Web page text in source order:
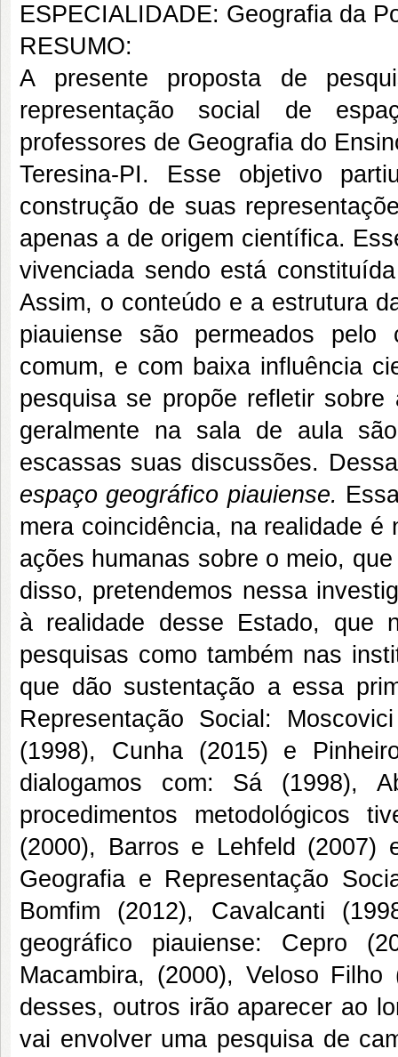
ESPECIALIDADE: Geografia da
RESUMO:
A presente proposta de
representação social de
professores de Geografia do
Teresina-PI. Esse objetivo
construção de suas
apenas a de origem científica.
vivenciada sendo está
Assim, o conteúdo e a estrutura
piauiense são permeados pelo
comum, e com baixa influência
pesquisa se propõe refletir
geralmente na sala de aula
escassas suas discussões.
espaço geográfico piauiense.
mera coincidência, na realidade
ações humanas sobre o meio,
disso, pretendemos nessa
à realidade desse Estado, que
pesquisas como também nas
que dão sustentação a essa
Representação Social:
(1998), Cunha (2015) e
dialogamos com: Sá (1998),
procedimentos metodológicos
(2000), Barros e Lehfeld (2007)
Geografia e Representação
Bomfim (2012), Cavalcanti
geográfico piauiense: Cepro
Macambira, (2000), Veloso
desses, outros irão aparecer ao
vai envolver uma pesquisa de